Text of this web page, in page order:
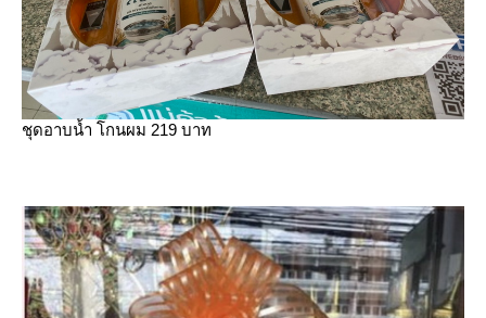
ชุดอาบน้ำ โกนผม 219 บาท